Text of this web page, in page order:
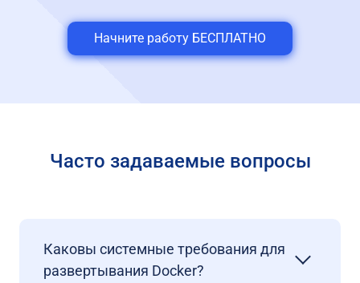
Начните работу БЕСПЛАТНО
Часто задаваемые вопросы
Каковы системные требования для
развертывания Docker?